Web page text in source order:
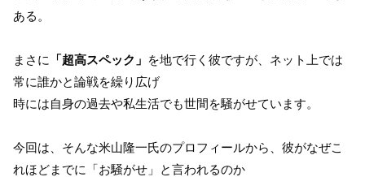
ある。
まさに 「超高スペック」 を地で行く彼ですが、ネット上では
常に誰かと論戦を繰り広げ
時には自身の過去や私生活でも世間を騒がせています。
今回は、そんな米山隆一氏のプロフィールから、彼がなぜこ
れほどまでに「お騒がせ」と言われるのか